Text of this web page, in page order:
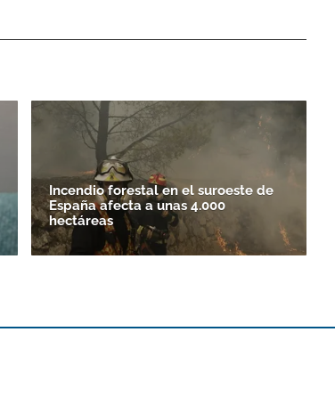
Incendio forestal en el suroeste de
España afecta a unas 4.000
hectáreas